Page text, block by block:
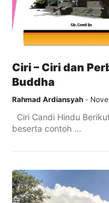
Ciri – Ciri dan
Buddha
Rahmad Ardiansyah
Ciri Candi Hindu
beserta contoh ...